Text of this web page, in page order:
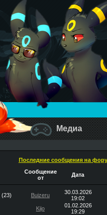
Медиа
Последние сообщения на
Сообщение
от
Дата
(23) Buizeru
30.03.2026
19:02
Kijo
01.02.2026
19:29